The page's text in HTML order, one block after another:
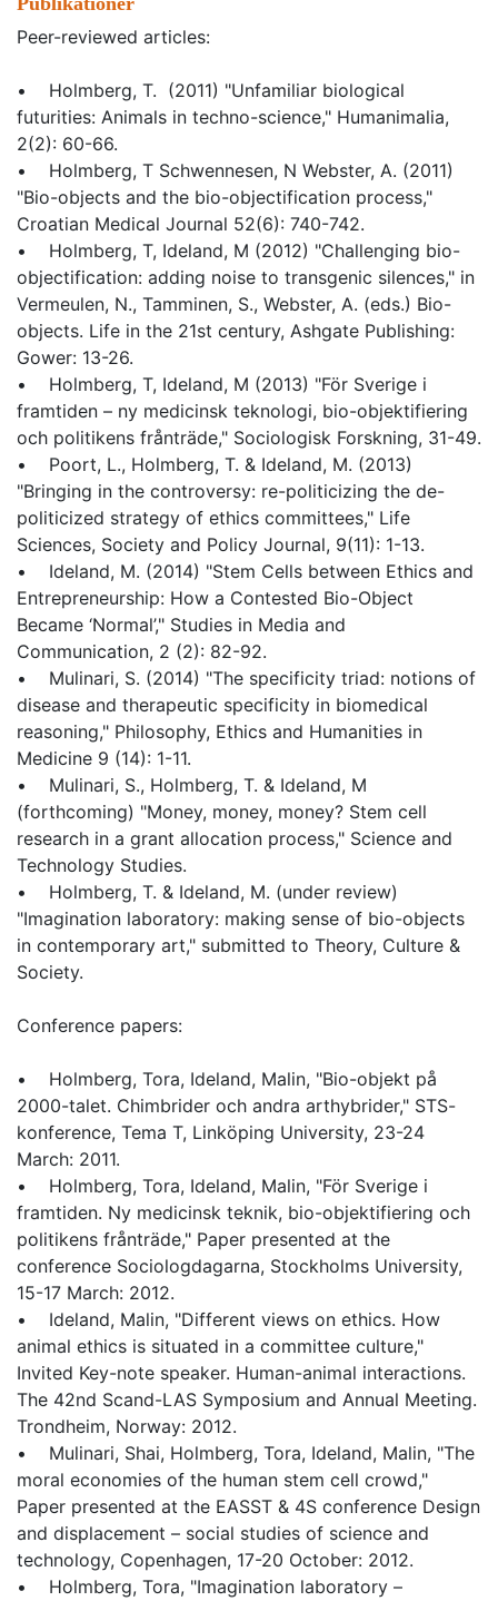
Peer-reviewed articles:
• Holmberg, T. (2011) "Unfamiliar biological
futurities: Animals in techno-science," Humanimalia,
2(2): 60-66.
• Holmberg, T Schwennesen, N Webster, A. (2011)
"Bio-objects and the bio-objectification process,"
Croatian Medical Journal 52(6): 740-742.
• Holmberg, T, Ideland, M (2012) "Challenging bio-
objectification: adding noise to transgenic silences," in
Vermeulen, N., Tamminen, S., Webster, A. (eds.) Bio-
objects. Life in the 21st century, Ashgate Publishing:
Gower: 13-26.
• Holmberg, T, Ideland, M (2013) "För Sverige i
framtiden – ny medicinsk teknologi, bio-objektifiering
och politikens frånträde," Sociologisk Forskning, 31-49.
• Poort, L., Holmberg, T. & Ideland, M. (2013)
"Bringing in the controversy: re-politicizing the de-
politicized strategy of ethics committees," Life
Sciences, Society and Policy Journal, 9(11): 1-13.
• Ideland, M. (2014) "Stem Cells between Ethics and
Entrepreneurship: How a Contested Bio-Object
Became ‘Normal’," Studies in Media and
Communication, 2 (2): 82-92.
• Mulinari, S. (2014) "The specificity triad: notions of
disease and therapeutic specificity in biomedical
reasoning," Philosophy, Ethics and Humanities in
Medicine 9 (14): 1-11.
• Mulinari, S., Holmberg, T. & Ideland, M
(forthcoming) "Money, money, money? Stem cell
research in a grant allocation process," Science and
Technology Studies.
• Holmberg, T. & Ideland, M. (under review)
"Imagination laboratory: making sense of bio-objects
in contemporary art," submitted to Theory, Culture &
Society.
Conference papers:
• Holmberg, Tora, Ideland, Malin, "Bio-objekt på
2000-talet. Chimbrider och andra arthybrider," STS-
konference, Tema T, Linköping University, 23-24
March: 2011.
• Holmberg, Tora, Ideland, Malin, "För Sverige i
framtiden. Ny medicinsk teknik, bio-objektifiering och
politikens frånträde," Paper presented at the
conference Sociologdagarna, Stockholms University,
15-17 March: 2012.
• Ideland, Malin, "Different views on ethics. How
animal ethics is situated in a committee culture,"
Invited Key-note speaker. Human-animal interactions.
The 42nd Scand-LAS Symposium and Annual Meeting.
Trondheim, Norway: 2012.
• Mulinari, Shai, Holmberg, Tora, Ideland, Malin, "The
moral economies of the human stem cell crowd,"
Paper presented at the EASST & 4S conference Design
and displacement – social studies of science and
technology, Copenhagen, 17-20 October: 2012.
• Holmberg, Tora, "Imagination laboratory –